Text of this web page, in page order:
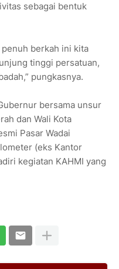
sebagai bentuk
berkah ini kita
tinggi persatuan,
pungkasnya.
bersama unsur
dan Wali Kota
Pasar Wadai
(eks Kantor
kegiatan KAHMI yang